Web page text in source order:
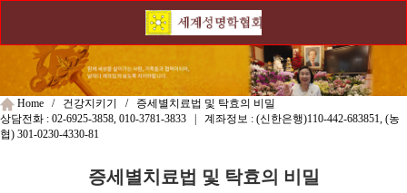
Home / 건강지키기 / 증세별치료법 및 탁효의 비밀
상담전화 : 02-6925-3858, 010-3781-3833 | 계좌정보 : (신한은행)110-442-683851, (농
협) 301-0230-4330-81
증세별치료법 및 탁효의 비밀